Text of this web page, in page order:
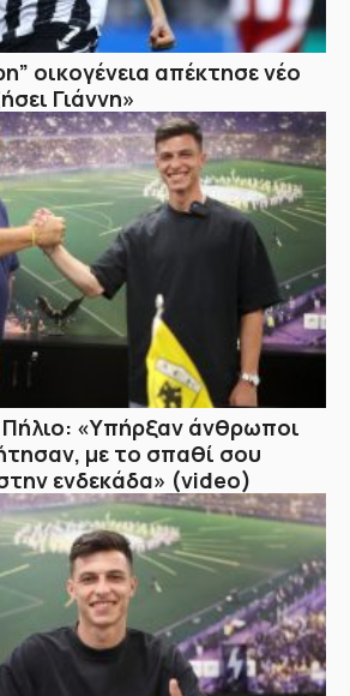
οικογένεια απέκτησε νέο
Γιάννη»
«Υπήρξαν άνθρωποι
με το σπαθί σου
ενδεκάδα» (video)